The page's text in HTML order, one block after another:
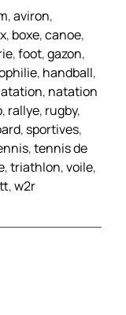
,aviron,
, boxe,canoe,
,foot,gazon,
, handball,
, natation
, rallye, rugby,
, sportives,
,tennis de
,triathlon,voile,
,w2r